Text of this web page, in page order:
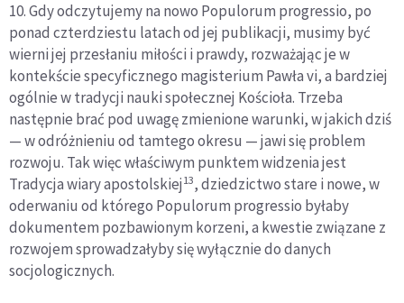
10. Gdy odczytujemy na nowo Populorum progressio, po
ponad czterdziestu latach od jej publikacji, musimy być
wierni jej przesłaniu miłości i prawdy, rozważając je w
kontekście specyficznego magisterium Pawła vi, a bardziej
ogólnie w tradycji nauki społecznej Kościoła. Trzeba
następnie brać pod uwagę zmienione warunki, w jakich dziś
— w odróżnieniu od tamtego okresu — jawi się problem
rozwoju. Tak więc właściwym punktem widzenia jest
Tradycja wiary apostolskiej13, dziedzictwo stare i nowe, w
oderwaniu od którego Populorum progressio byłaby
dokumentem pozbawionym korzeni, a kwestie związane z
rozwojem sprowadzałyby się wyłącznie do danych
socjologicznych.